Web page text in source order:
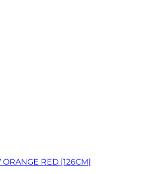
ORANGE RED [126CM]